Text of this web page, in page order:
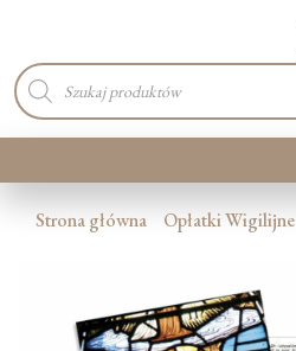
Wyszukiwarka
produktów
Kategorie produktów
Nowości
Strona główna Opłatki Wigilijne